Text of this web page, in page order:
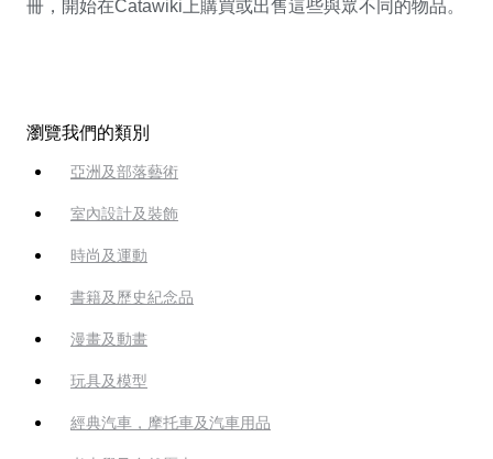
冊，開始在Catawiki上購買或出售這些與眾不同的物品。
瀏覽我們的類別
亞洲及部落藝術
室內設計及裝飾
時尚及運動
書籍及歷史紀念品
漫畫及動畫
玩具及模型
經典汽車，摩托車及汽車用品